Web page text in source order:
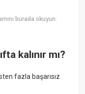
burada okuyun:
kalınır mı?
fazla başarısız